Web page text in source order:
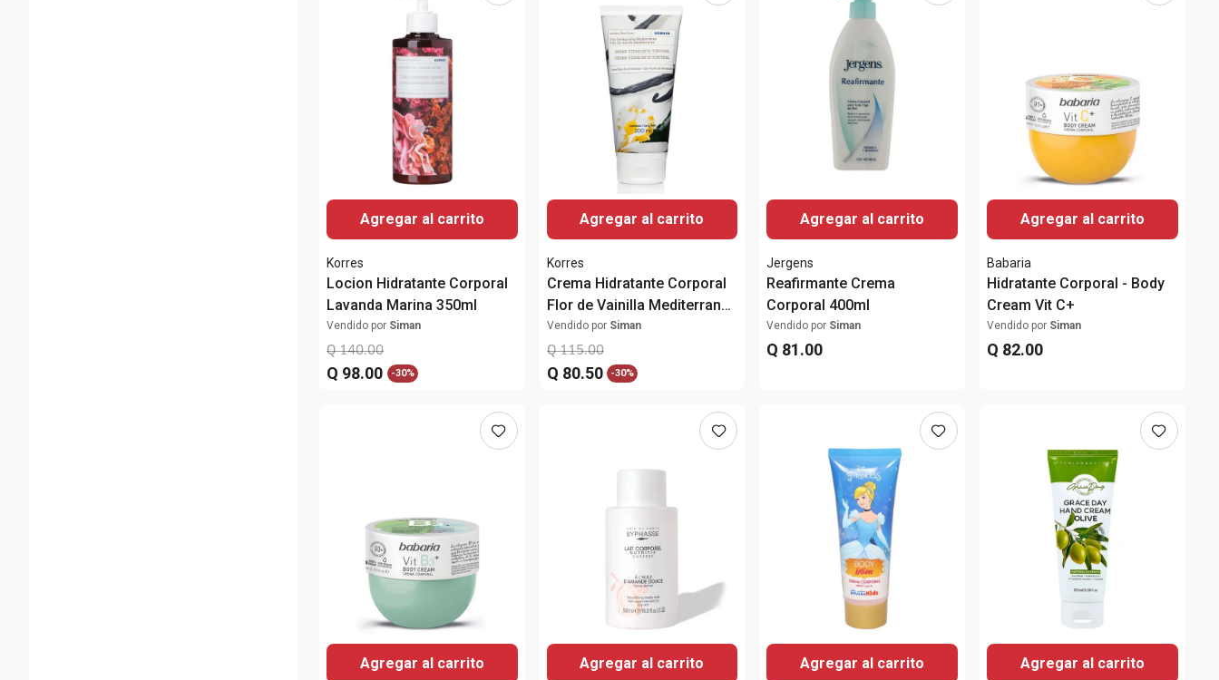
Agregar al carrito
Korres
Locion Hidratante Corporal
Lavanda Marina 350ml
Vendido por Siman
Q 140.00
Q 98.00 -30%
Agregar al carrito
Korres
Crema Hidratante Corporal
Flor de Vainilla Mediterranea
200ml
Vendido por Siman
Q 115.00
Q 80.50 -30%
Agregar al carrito
Jergens
Reafirmante Crema
Corporal 400ml
Vendido por Siman
Q 81.00
Agregar al carrito
Babaria
Hidratante Corporal - Body
Cream Vit C+
Vendido por Siman
Q 82.00
Agregar al carrito Agregar al carrito Agregar al carrito Agregar al carrito